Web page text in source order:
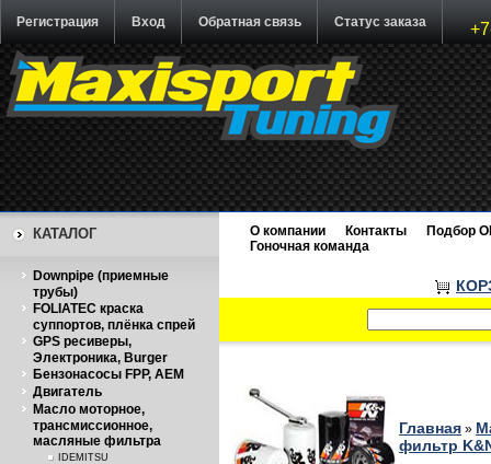
Регистрация Вход Обратная связь Статус заказа
КАТАЛОГ
Downpipe (приемные
трубы)
FOLIATEC краска
суппортов, плёнка спрей
GPS ресиверы,
Электроника, Burger
Бензонасосы FPP, AEM
Двигатель
Масло моторное,
трансмиссионное,
масляные фильтра
IDEMITSU
О компании Контакты
Подбор
Гоночная команда
Главная »
фильтр